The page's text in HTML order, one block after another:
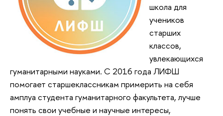
школа для
учеников
старших
классов,
увлекающихся
гуманитарными науками. С 2016 года ЛИФШ
помогает старшеклассникам примерить на себя
амплуа студента гуманитарного факультета, лучше
понять свои учебные и научные интересы,